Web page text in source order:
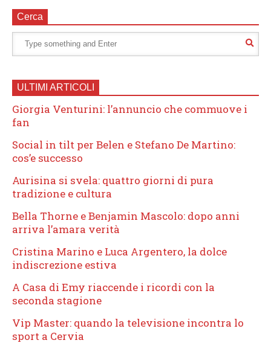
Cerca
ULTIMI ARTICOLI
Giorgia Venturini: l’annuncio che commuove i
fan
Social in tilt per Belen e Stefano De Martino:
cos’e successo
Aurisina si svela: quattro giorni di pura
tradizione e cultura
Bella Thorne e Benjamin Mascolo: dopo anni
arriva l’amara verità
Cristina Marino e Luca Argentero, la dolce
indiscrezione estiva
A Casa di Emy riaccende i ricordi con la
seconda stagione
Vip Master: quando la televisione incontra lo
sport a Cervia